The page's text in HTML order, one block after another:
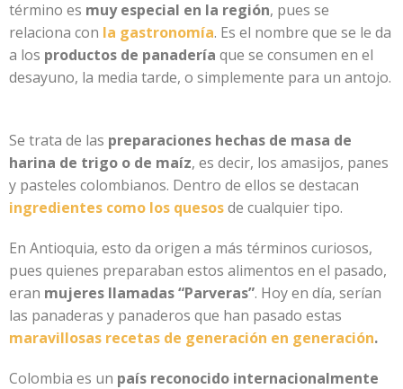
término es muy especial en la región, pues se
relaciona con la gastronomía. Es el nombre que se le da
a los productos de panadería que se consumen en el
desayuno, la media tarde, o simplemente para un antojo.
Se trata de las preparaciones hechas de masa de
harina de trigo o de maíz, es decir, los amasijos, panes
y pasteles colombianos. Dentro de ellos se destacan
ingredientes como los quesosde cualquier tipo.
En Antioquia, esto da origen a más términos curiosos,
pues quienes preparaban estos alimentos en el pasado,
eran mujeres llamadas “Parveras”. Hoy en día, serían
las panaderas y panaderos que han pasado estas
maravillosas recetas de generación en generación.
Colombia es un país reconocido internacionalmente